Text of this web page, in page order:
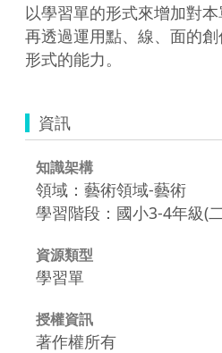
以學習單的形式來增加對本
再透過運用點、線、面的
形式的能力。
資訊
知識架構
領域：藝術領域-藝術
學習階段：國小3-4年級(
資源類型
學習單
授權資訊
著作權所有